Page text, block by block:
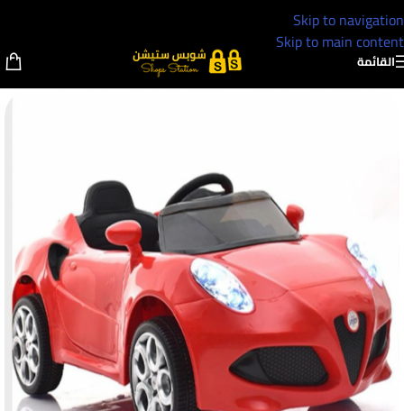
Skip to navigation
Skip to main content
القائمة